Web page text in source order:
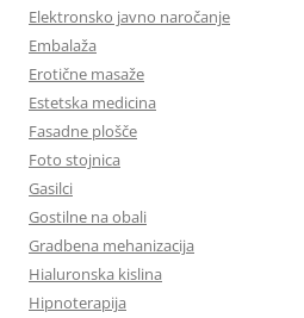
Elektronsko javno naročanje
Embalaža
Erotične masaže
Estetska medicina
Fasadne plošče
Foto stojnica
Gasilci
Gostilne na obali
Gradbena mehanizacija
Hialuronska kislina
Hipnoterapija